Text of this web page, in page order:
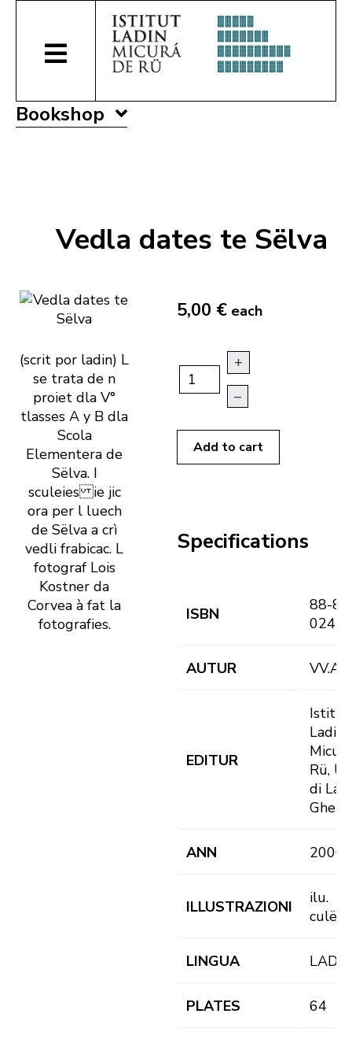
Bookshop
Vedla dates te Sëlva
(scrit por ladin) L
se trata de n
proiet dla V°
tlasses A y B dla
Scola
Elementera de
Sëlva. I
sculeies ie jic
ora per l luech
de Sëlva a crì
vedli frabicac. L
fotograf Lois
Kostner da
Corvea à fat la
fotografies.
5,00 € each
+
–
Add to cart
Specifications
ISBN
88-
024-2
AUTUR VV.AA.
EDITUR
Istitut
Ladin
Rü,
di
ANN 2000
ILLUSTRAZIONI
ilu.
LINGUA LAD
PLATES 64